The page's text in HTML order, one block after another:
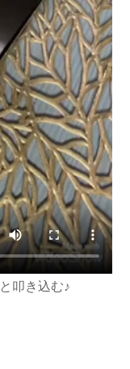
叩き込む♪